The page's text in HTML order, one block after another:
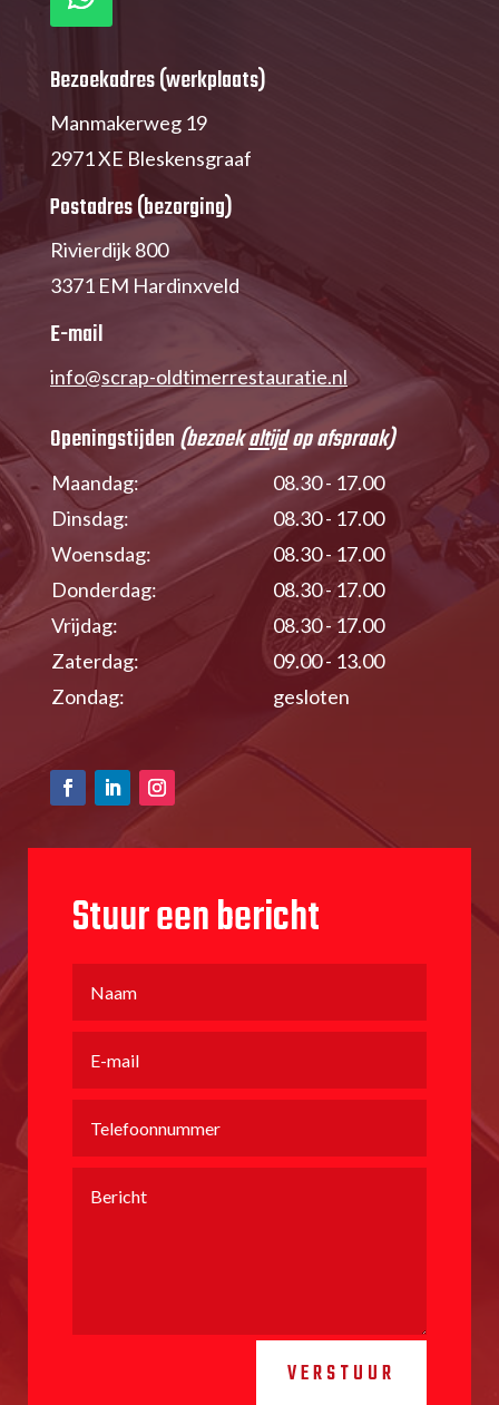
Bezoekadres (werkplaats)
Manmakerweg 19
2971 XE Bleskensgraaf
Postadres (bezorging)
Rivierdijk 800
3371 EM Hardinxveld
E-mail
info@scrap-oldtimerrestauratie.nl
Openingstijden(bezoekaltijdop afspraak)
Maandag:
Dinsdag:
Woensdag:
Donderdag:
Vrijdag:
Zaterdag:
Zondag:
08.30 - 17.00
08.30 - 17.00
08.30 - 17.00
08.30 - 17.00
08.30 - 17.00
09.00 - 13.00
gesloten
Stuur een bericht
VERSTUUR